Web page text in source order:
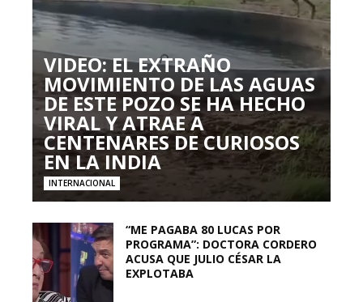
VIDEO: EL EXTRAÑO
MOVIMIENTO DE LAS AGUAS
DE ESTE POZO SE HA HECHO
VIRAL Y ATRAE A
CENTENARES DE CURIOSOS
EN LA INDIA
INTERNACIONAL
“ME PAGABA 80 LUCAS POR
PROGRAMA”: DOCTORA CORDERO
ACUSA QUE JULIO CÉSAR LA
EXPLOTABA